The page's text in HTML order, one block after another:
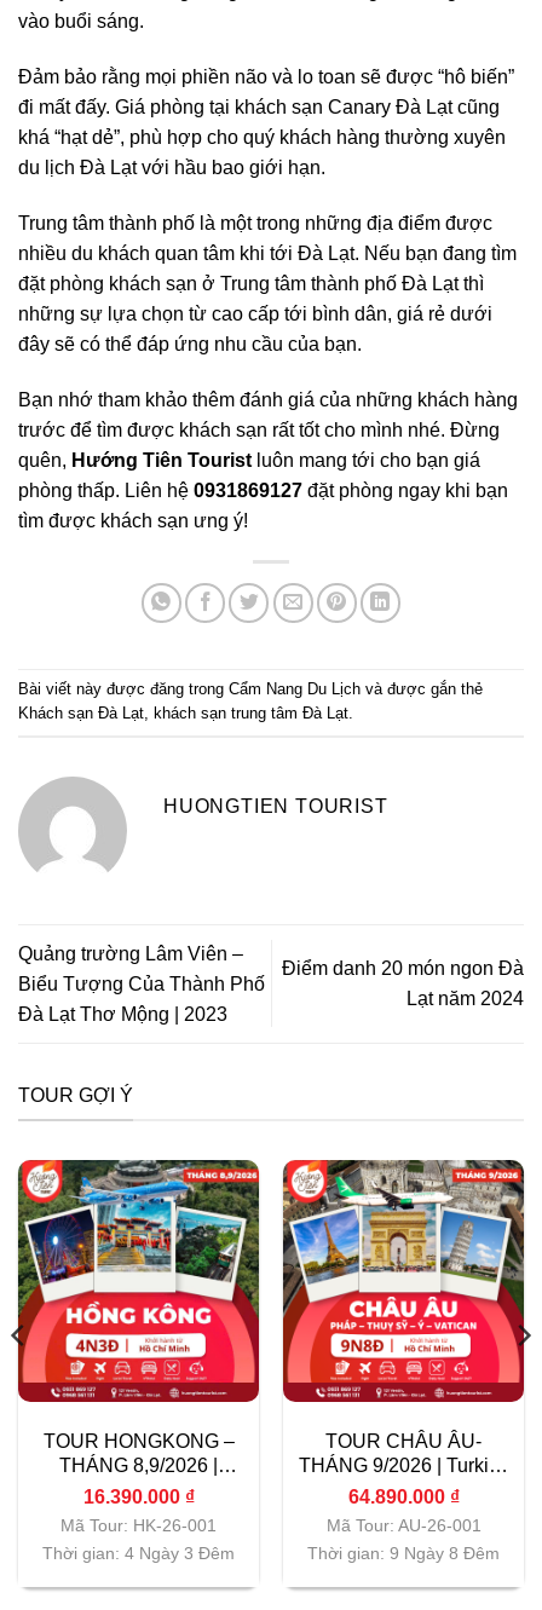
vào buổi sáng.
Đảm bảo rằng mọi phiền não và lo toan sẽ được “hô biến”
đi mất đấy. Giá phòng tại khách sạn Canary Đà Lạt cũng
khá “hạt dẻ”, phù hợp cho quý khách hàng thường xuyên
du lịch Đà Lạtvới hầu bao giới hạn.
Trung tâm thành phố là một trong những địa điểm được
nhiều du khách quan tâm khi tới Đà Lạt. Nếu bạn đang tìm
đặt phòng khách sạn ở Trung tâm thành phố Đà Lạt thì
những sự lựa chọn từ cao cấp tới bình dân, giá rẻ dưới
đây sẽ có thể đáp ứng nhu cầu của bạn.
Bạn nhớ tham khảo thêm đánh giá của những khách hàng
trước để tìm được khách sạn rất tốt cho mình nhé. Đừng
quên, Hướng Tiên Tourist luôn mang tới cho bạn giá
phòng thấp. Liên hệ 0931869127 đặt phòng ngay khi bạn
tìm được khách sạn ưng ý!
Bài viết này được đăng trong Cẩm Nang Du Lịch và được gắn thẻ
Khách sạn Đà Lạt
khách sạn trung tâm Đà Lạt
HUONGTIEN TOURIST
Quảng trường Lâm Viên –
Biểu Tượng Của Thành Phố
Đà Lạt Thơ Mộng | 2023
Điểm danh 20 món ngon Đà
Lạt năm 2024
TOUR GỢI Ý
TOUR HONGKONG –
THÁNG 8,9/2026 |
Vietnam Airlines|
16.390.000 ₫
Mã Tour: HK-26-001
Thời gian: 4 Ngày 3 Đêm
TOUR CHÂU ÂU-
THÁNG 9/2026 | Turkish
Airlines| TP.HCM
64.890.000 ₫
Mã Tour: AU-26-001
Thời gian: 9 Ngày 8 Đêm